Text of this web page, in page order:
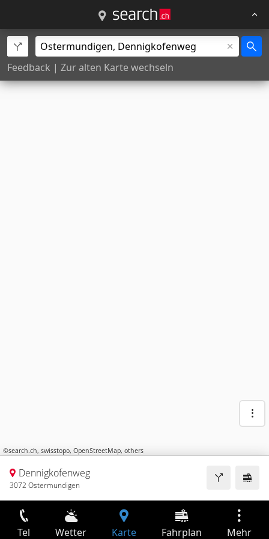
Feedback | Zur alten Karte wechseln
©search.ch, swisstopo, OpenStreetMap, others
Dennigkofenweg
3072 Ostermundigen
Tel Wetter Karte Fahrplan Mehr